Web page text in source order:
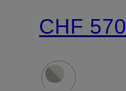
OF
OFFICE
CHF 570